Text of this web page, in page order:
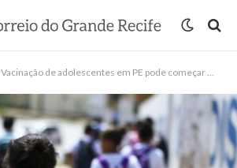
Vacinação de adolescentes em PE pode começar em setembro